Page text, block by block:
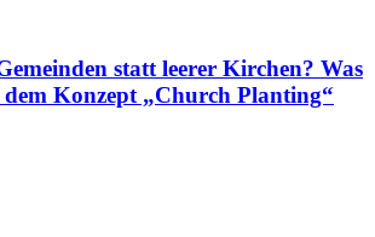
statt leerer Kirchen? Was
Konzept „Church Planting“